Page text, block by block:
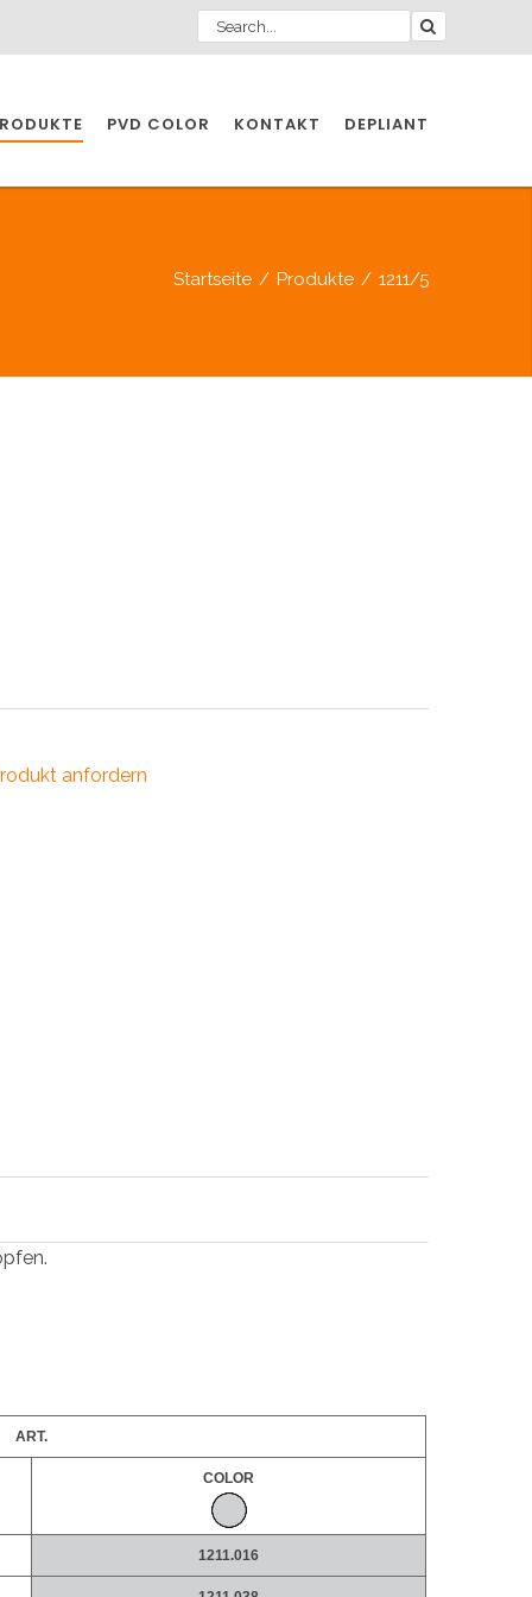
INDUSTRIE
PVD COLOR KONTAKT
DEPLIANT
Startseite / Produkte / 1211/5
anfordern
ART.
COLOR
1211.016